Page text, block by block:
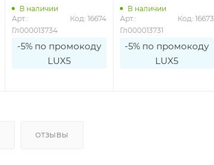
В наличии
Арт.:
Гл000013734
Код: 16674
-5% по промокоду
LUX5
В наличии
Арт.:
Гл000013731
Код: 16673
-5% по промокоду
LUX5
ОТЗЫВЫ